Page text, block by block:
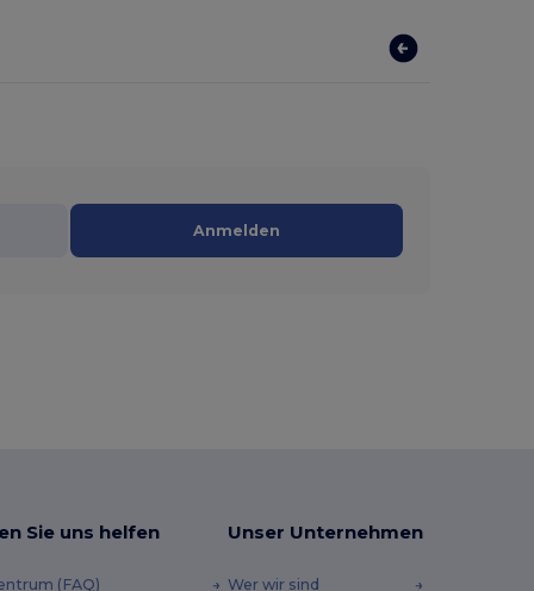
Anmelden
Sie uns helfen
(FAQ)
Unser Unternehmen
Wer wir sind